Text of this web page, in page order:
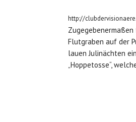
http://
Flutgraben auf der
lauen Julinächten
„Hoppetosse“,